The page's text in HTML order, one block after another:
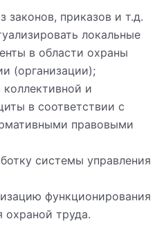
законов, приказов и т.д.
локальные
в области охраны
(организации);
и
в соответствии с
правовыми
системы управления
функционирования
охраной труда.